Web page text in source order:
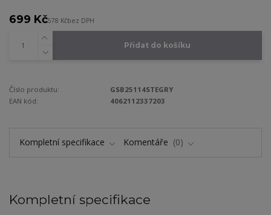
699 Kč578 Kčbez DPH
Přidat do košíku
Číslo produktu:
GSB25114STEGRY
EAN kód:
4062112337203
Kompletní specifikace Komentáře 0
Kompletní specifikace